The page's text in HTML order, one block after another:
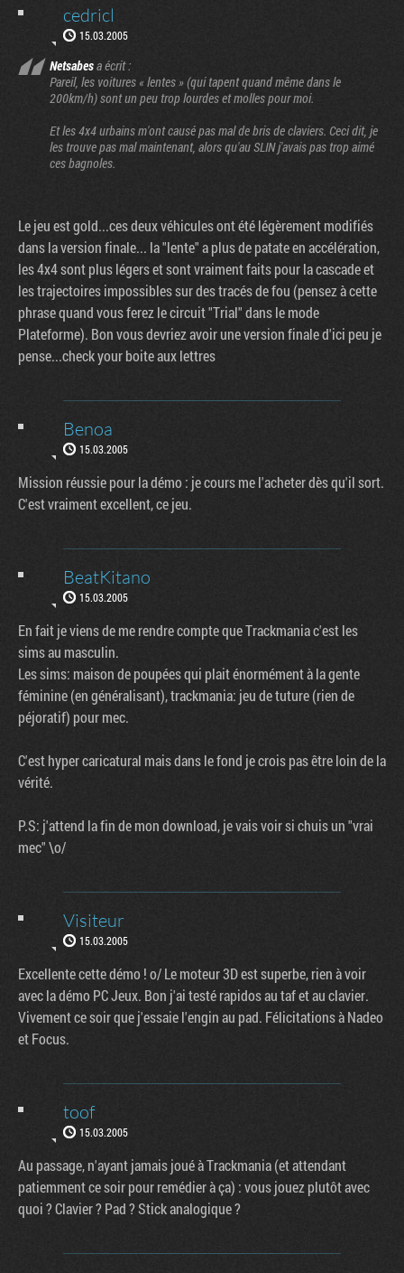
cedricl
15.03.2005
Netsabesa écrit :
Pareil, les voitures « lentes » (qui tapent quand même dans le
200km/h) sont un peu trop lourdes et molles pour moi.
Et les 4x4 urbains m'ont causé pas mal de bris de claviers. Ceci dit, je
les trouve pas mal maintenant, alors qu'au SLIN j'avais pas trop aimé
ces bagnoles.
Le jeu est gold...ces deux véhicules ont été légèrement modifiés
dans la version finale... la "lente" a plus de patate en accélération,
les 4x4 sont plus légers et sont vraiment faits pour la cascade et
les trajectoires impossibles sur des tracés de fou (pensez à cette
phrase quand vous ferez le circuit "Trial" dans le mode
Plateforme). Bon vous devriez avoir une version finale d'ici peu je
pense...check your boite aux lettres
Benoa
15.03.2005
Mission réussie pour la démo : je cours me l'acheter dès qu'il sort.
C'est vraiment excellent, ce jeu.
BeatKitano
15.03.2005
En fait je viens de me rendre compte que Trackmania c'est les
sims au masculin.
Les sims: maison de poupées qui plait énormément à la gente
féminine (en généralisant), trackmania: jeu de tuture (rien de
péjoratif) pour mec.
C'est hyper caricatural mais dans le fond je crois pas être loin de la
vérité.
P.S: j'attend la fin de mon download, je vais voir si chuis un "vrai
mec" \o/
Visiteur
15.03.2005
Excellente cette démo ! o/ Le moteur 3D est superbe, rien à voir
avec la démo PC Jeux. Bon j'ai testé rapidos au taf et au clavier.
Vivement ce soir que j'essaie l'engin au pad. Félicitations à Nadeo
et Focus.
toof
15.03.2005
Au passage, n'ayant jamais joué à Trackmania (et attendant
patiemment ce soir pour remédier à ça) : vous jouez plutôt avec
quoi ? Clavier ? Pad ? Stick analogique ?